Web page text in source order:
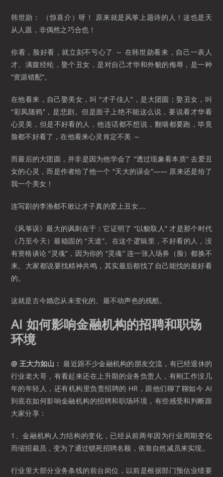
韩世勋： （惊喜介）呀！ 原来就是风筝上题诗的人！这也是天
从人愿，非偶然之巧合也！
你看，脸好看，就立刻不亏心了 ～ 在韩世勋看来，自己一表人
才、满腹经纶，娶个丑女，是对自己才华和外貌的侮辱，是一种
“资源错配”。
在他看来，自己娶美女，叫 “才子佳人”，是大团圆；娶丑女，叫
“彩凤随鸦”，是悲剧。但是面子上绝不能这么说，要说看才华看
心灵美，但是不好看的人，他连话都不想说，翻墙都要跑，毕竟
脸都不好看了，在他看来心灵肯定不美 ～
而最后的大团圆，并非是因为他学会了 “透过现象看本质” 去爱丑
女的心灵，而是作者给了他一个 “天大的误会”—— 原来还是给了
我一个美女！
连写剧的李渔都不敢让才子真的爱上丑女….
《风筝误》最大的讽刺在于：它证明了 “以貌取人” 才是那个时代
（乃至今天）最稳固的 “天道”。在这个逻辑里，不好看的人，没
有资格谈论 “灵魂”，因为你的 “灵魂” 连一张入场券（脸）都换不
来。大家都说要找精神共鸣，其实最后都找了自己能找的最好看
的。
这就是古今婚恋从未变化的、最不动声色的残酷。
AI 如何影响金融机构的招聘和职场
环境
@ 王大力如山： 最近跟不少金融机构的朋友交流，有已经退休的
行业老大哥，有看起来还在上升期的业务负责人，有刚工作没几
年的年轻人，还有机构里负责招聘的 HR，跟他们聊了聊如今 AI
到底在如何影响金融机构的招聘和职场环境，有些感受和判断跟
大家分享：
1、金融机构人力结构的变化，已经从前两年因为行业周期变化
而缩招裁员，变为了通过锁死招聘名额，依靠自然减员来实现。
行业里大部分业务条线的前台岗位，以前是根据部门预估业绩要